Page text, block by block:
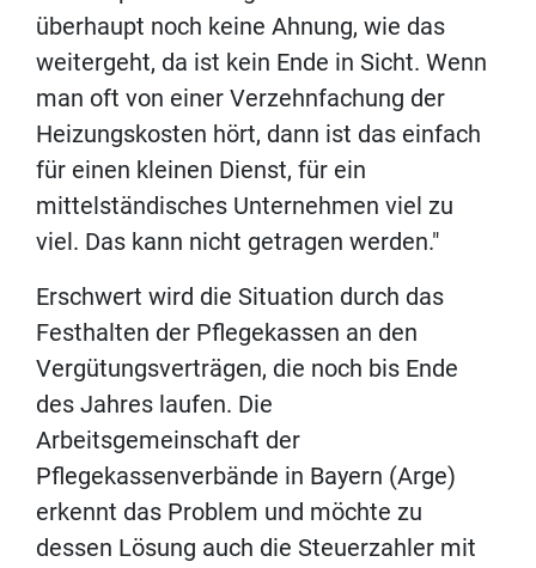
überhaupt noch keine Ahnung, wie das
weitergeht, da ist kein Ende in Sicht. Wenn
man oft von einer Verzehnfachung der
Heizungskosten hört, dann ist das einfach
für einen kleinen Dienst, für ein
mittelständisches Unternehmen viel zu
viel. Das kann nicht getragen werden."
Erschwert wird die Situation durch das
Festhalten der Pflegekassen an den
Vergütungsverträgen, die noch bis Ende
des Jahres laufen. Die
Arbeitsgemeinschaft der
Pflegekassenverbände in Bayern (Arge)
erkennt das Problem und möchte zu
dessen Lösung auch die Steuerzahler mit